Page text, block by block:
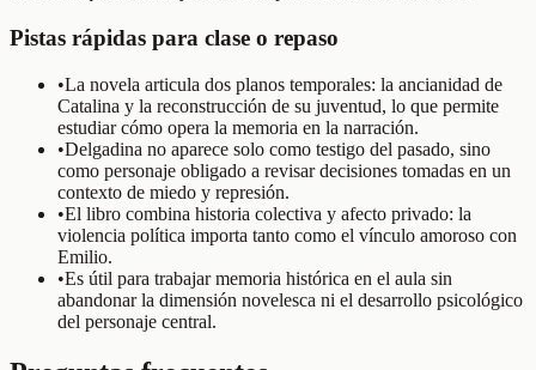
Pistas rápidas para clase o repaso
•La novela articula dos planos temporales: la ancianidad de
Catalina y la reconstrucción de su juventud, lo que permite
estudiar cómo opera la memoria en la narración.
•Delgadina no aparece solo como testigo del pasado, sino
como personaje obligado a revisar decisiones tomadas en un
contexto de miedo y represión.
•El libro combina historia colectiva y afecto privado: la
violencia política importa tanto como el vínculo amoroso con
Emilio.
•Es útil para trabajar memoria histórica en el aula sin
abandonar la dimensión novelesca ni el desarrollo psicológico
del personaje central.